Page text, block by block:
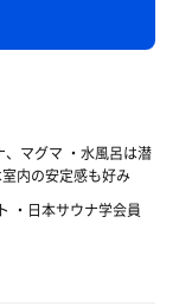
、マグマ ・水風呂は潜
内の安定感も好み
・日本サウナ学会員